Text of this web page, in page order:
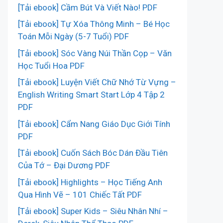
[Tải ebook] Cầm Bút Và Viết Nào! PDF
[Tải ebook] Tự Xóa Thông Minh – Bé Học
Toán Mỗi Ngày (5-7 Tuổi) PDF
[Tải ebook] Sóc Vàng Núi Thần Cọp – Văn
Học Tuổi Hoa PDF
[Tải ebook] Luyện Viết Chữ Nhớ Từ Vựng –
English Writing Smart Start Lớp 4 Tập 2
PDF
[Tải ebook] Cẩm Nang Giáo Dục Giới Tính
PDF
[Tải ebook] Cuốn Sách Bóc Dán Đầu Tiên
Của Tớ – Đại Dương PDF
[Tải ebook] Highlights – Học Tiếng Anh
Qua Hình Vẽ – 101 Chiếc Tất PDF
[Tải ebook] Super Kids – Siêu Nhân Nhí –